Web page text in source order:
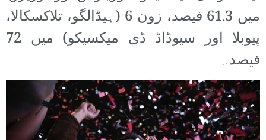
میں 61.3 فیصد، زون 6 (ہیڈالگو، تلاکسکالا،
پیوبلا اور سیوڈاڈ ڈی میکسیکو) میں 72
فیصد۔